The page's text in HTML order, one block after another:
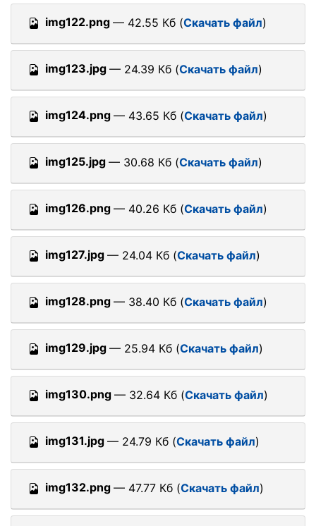
img122.png — 42.55 Кб (Скачать файл)
img123.jpg — 24.39 Кб (Скачать файл)
img124.png — 43.65 Кб (Скачать файл)
img125.jpg — 30.68 Кб (Скачать файл)
img126.png — 40.26 Кб (Скачать файл)
img127.jpg — 24.04 Кб (Скачать файл)
img128.png — 38.40 Кб (Скачать файл)
img129.jpg — 25.94 Кб (Скачать файл)
img130.png — 32.64 Кб (Скачать файл)
img131.jpg — 24.79 Кб (Скачать файл)
img132.png — 47.77 Кб (Скачать файл)